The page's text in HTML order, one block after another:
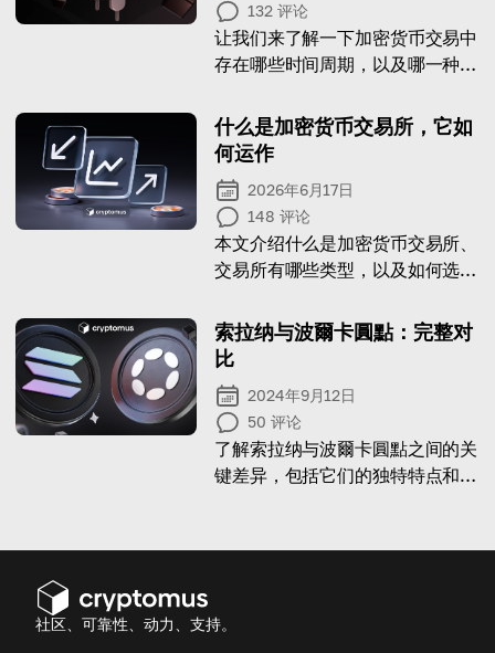
132 评论
让我们来了解一下加密货币交易中
存在哪些时间周期，以及哪一种是
什么是加密货币交易所，它如
何运作
2026年6月17日
148 评论
本文介绍什么是加密货币交易所、
交易所有哪些类型，以及如何选择
索拉纳与波爾卡圓點：完整对
比
2024年9月12日
50 评论
了解索拉纳与波爾卡圓點之间的关
键差异，包括它们的独特特点和技
社区、可靠性、动力、支持。